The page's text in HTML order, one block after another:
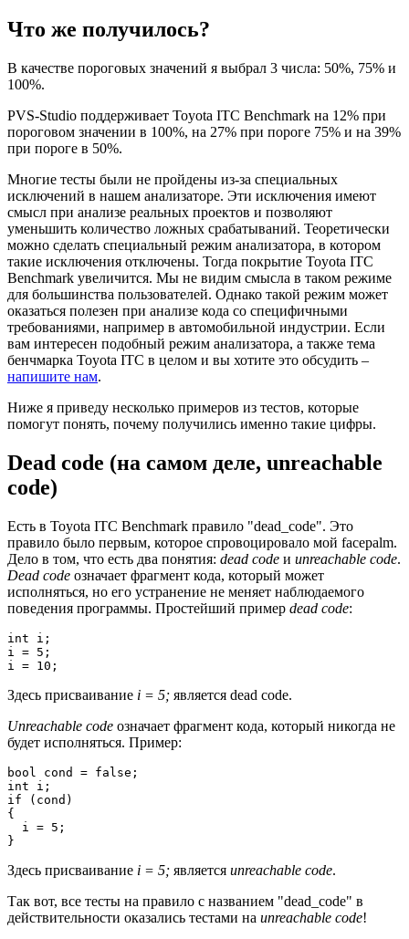
Что же получилось?
В качестве пороговых значений я выбрал 3 числа: 50%, 75% и
100%.
PVS-Studio поддерживает Toyota ITC Benchmark на 12% при
пороговом значении в 100%, на 27% при пороге 75% и на 39%
при пороге в 50%.
Многие тесты были не пройдены из-за специальных
исключений в нашем анализаторе. Эти исключения имеют
смысл при анализе реальных проектов и позволяют
уменьшить количество ложных срабатываний. Теоретически
можно сделать специальный режим анализатора, в котором
такие исключения отключены. Тогда покрытие Toyota ITC
Benchmark увеличится. Мы не видим смысла в таком режиме
для большинства пользователей. Однако такой режим может
оказаться полезен при анализе кода со специфичными
требованиями, например в автомобильной индустрии. Если
вам интересен подобный режим анализатора, а также тема
бенчмарка Toyota ITC в целом и вы хотите это обсудить –
напишите нам.
Ниже я приведу несколько примеров из тестов, которые
помогут понять, почему получились именно такие цифры.
Dead code (на самом деле, unreachable
code)
Есть в Toyota ITC Benchmark правило "dead_code". Это
правило было первым, которое спровоцировало мой facepalm.
Дело в том, что есть два понятия: dead code и unreachable code.
Dead code означает фрагмент кода, который может
исполняться, но его устранение не меняет наблюдаемого
поведения программы. Простейший пример dead code:
int i;
i = 5;
i = 10;
Здесь присваивание i = 5; является dead code.
Unreachable code означает фрагмент кода, который никогда не
будет исполняться. Пример:
bool cond = false;
int i;
if (cond)
{
  i = 5;
}
Здесь присваивание i = 5; является unreachable code.
Так вот, все тесты на правило с названием "dead_code" в
действительности оказались тестами на unreachable code!